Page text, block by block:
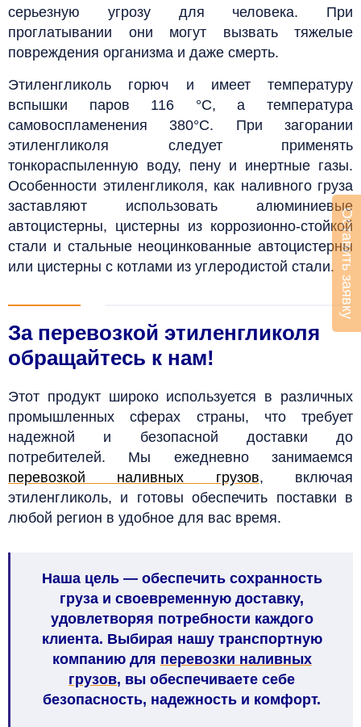
серьезную угрозу для человека. При
проглатывании они могут вызвать тяжелые
повреждения организма и даже смерть.
Этиленгликоль горюч и имеет температуру
вспышки паров 116 °С, а температура
самовоспламенения 380°С. При загорании
этиленгликоля следует применять
тонкораспыленную воду, пену и инертные газы.
Особенности этиленгликоля, как наливного груза
заставляют использовать алюминиевые
автоцистерны, цистерны из коррозионно-стойкой
стали и стальные неоцинкованные автоцистерны
или цистерны с котлами из углеродистой стали.
За перевозкой этиленгликоля
обращайтесь к нам!
Этот продукт широко используется в различных
промышленных сферах страны, что требует
надежной и безопасной доставки до
потребителей. Мы ежедневно занимаемся
перевозкой наливных грузов, включая
этиленгликоль, и готовы обеспечить поставки в
любой регион в удобное для вас время.
Наша цель — обеспечить сохранность
груза и своевременную доставку,
удовлетворяя потребности каждого
клиента. Выбирая нашу транспортную
компанию для перевозки наливных
грузов, вы обеспечиваете себе
безопасность, надежность и комфорт.
Оставить заявку